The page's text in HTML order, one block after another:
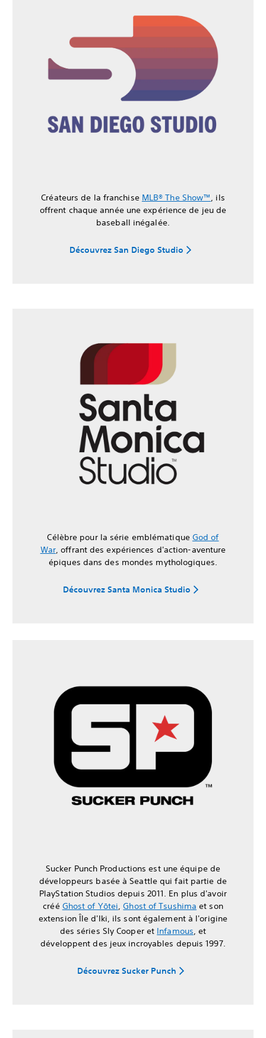
Créateurs de la franchise MLB® The Show™, ils
offrent chaque année une expérience de jeu de
baseball inégalée.
Découvrez San Diego Studio
Célèbre pour la série emblématique God of
War , offrant des expériences d'action-aventure
épiques dans des mondes mythologiques.
Découvrez Santa Monica Studio
Sucker Punch Productions est une équipe de
développeurs basée à Seattle qui fait partie de
PlayStation Studios depuis 2011. En plus d'avoir
créé Ghost of Yōtei ,Ghost of Tsushima et son
extension Île d'Iki, ils sont également à l'origine
des séries Sly Cooper et Infamous , et
développent des jeux incroyables depuis 1997.
Découvrez Sucker Punch